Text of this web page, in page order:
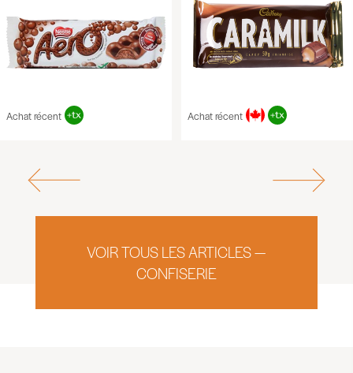
Achat récent Achat récent
VOIR TOUS LES ARTICLES —
CONFISERIE